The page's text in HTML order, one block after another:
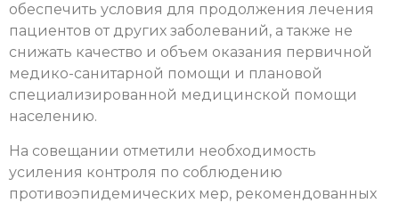
обеспечить условия для продолжения лечения
пациентов от других заболеваний, а также не
снижать качество и объем оказания первичной
медико-санитарной помощи и плановой
специализированной медицинской помощи
населению.
На совещании отметили необходимость
усиления контроля по соблюдению
противоэпидемических мер, рекомендованных